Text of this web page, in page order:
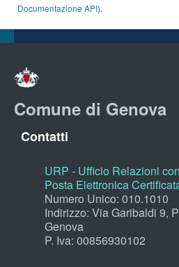
Documentazione API).
Comune di Genova
Contatti
URP - Ufficio Relazioni
Posta Elettronica
Numero Unico: 010.1010
Indirizzo: Via Garibaldi 9,
Genova
P. Iva: 00856930102